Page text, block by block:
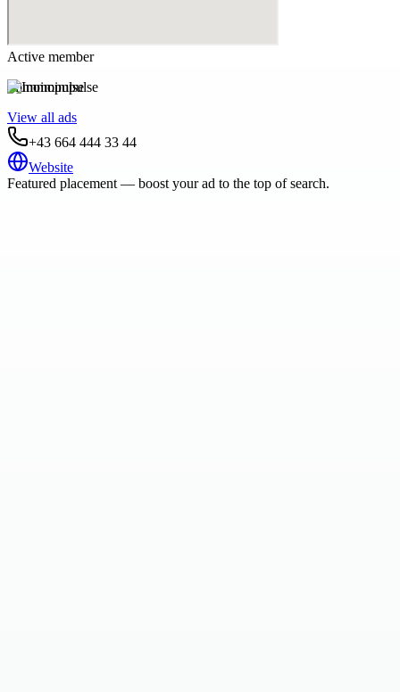
Active member
Immoimpulse
View all ads
+43 664 444 33 44
Website
Featured placement — boost your ad to the top of search.